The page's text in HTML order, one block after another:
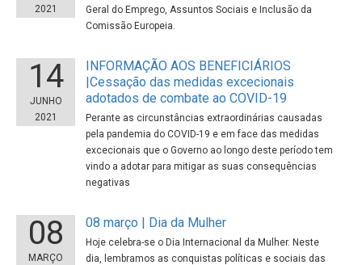
2021
Geral do Emprego, Assuntos Sociais e Inclusão da
Comissão Europeia.
14
JUNHO
2021
INFORMAÇÃO AOS BENEFICIÁRIOS
|Cessação das medidas excecionais
adotados de combate ao COVID-19
Perante as circunstâncias extraordinárias causadas
pela pandemia do COVID-19 e em face das medidas
excecionais que o Governo ao longo deste período tem
vindo a adotar para mitigar as suas consequências
negativas
08
MARÇO
08 março | Dia da Mulher
Hoje celebra-se o Dia Internacional da Mulher. Neste
dia, lembramos as conquistas políticas e sociais das